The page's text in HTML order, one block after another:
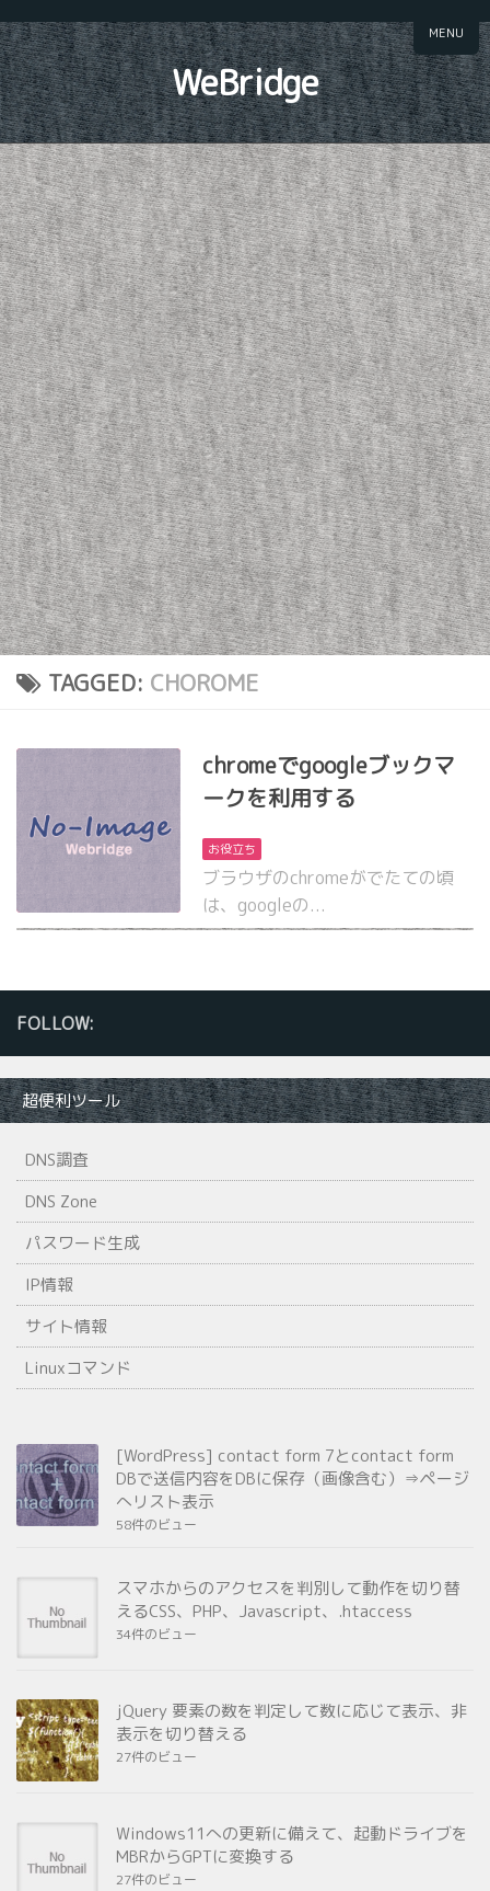
MENU
WeBridge
TAGGED: CHOROME
chromeでgoogleブックマ
ークを利用する
お役立ち
ブラウザのchromeがでたての頃
は、googleの...
FOLLOW:
超便利ツール
DNS調査
DNS Zone
パスワード生成
IP情報
サイト情報
Linuxコマンド
[WordPress] contact form 7とcontact form
DBで送信内容をDBに保存（画像含む）⇒ページ
へリスト表示
58件のビュー
スマホからのアクセスを判別して動作を切り替
えるCSS、PHP、Javascript、.htaccess
34件のビュー
jQuery 要素の数を判定して数に応じて表示、非
表示を切り替える
27件のビュー
Windows11への更新に備えて、起動ドライブを
MBRからGPTに変換する
27件のビュー